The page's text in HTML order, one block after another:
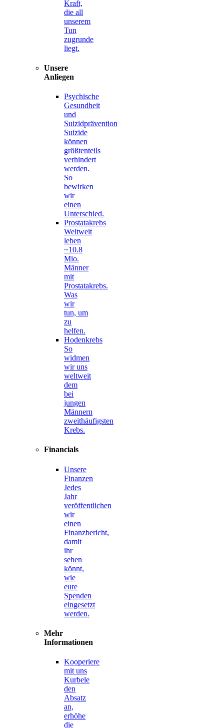
Kraft,
die all
unserem
Tun
zugrunde
liegt.
Unsere
Anliegen
Psychische
Gesundheit
und
Suizidprävention
Suizide
können
größtenteils
verhindert
werden.
So
bewirken
wir
einen
Unterschied.
Prostatakrebs
Weltweit
leben
~10.8
Mio.
Männer
mit
Prostatakrebs.
Was
wir
tun, um
zu
helfen.
Hodenkrebs
So
widmen
wir uns
weltweit
dem
bei
jungen
Männern
zweithäufigsten
Krebs.
Financials
Unsere
Finanzen
Jedes
Jahr
veröffentlichen
wir
einen
Finanzbericht,
damit
ihr
sehen
könnt,
wie
eure
Spenden
eingesetzt
werden.
Mehr
Informationen
Kooperiere
mit uns
Kurbele
den
Absatz
an,
erhöhe
die